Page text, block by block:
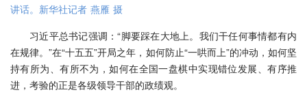
讲话。新华社记者 燕雁 摄
习近平总书记强调：“脚要踩在大地上。我们干任何事情都有内
在规律。”在“十五五”开局之年，如何防止“一哄而上”的冲动，如何坚
持有所为、有所不为，如何在全国一盘棋中实现错位发展、有序推
进，考验的正是各级领导干部的政绩观。